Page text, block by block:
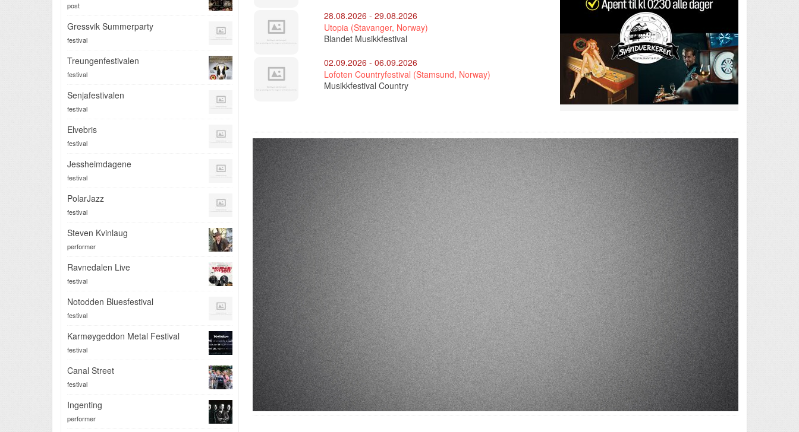
post
Gressvik Summerparty
festival
Treungenfestivalen
festival
Senjafestivalen
festival
Elvebris
festival
Jessheimdagene
festival
PolarJazz
festival
Steven Kvinlaug
performer
Ravnedalen Live
festival
Notodden Bluesfestival
festival
Karmøygeddon Metal Festival
festival
Canal Street
festival
Ingenting
performer
28.08.2026 - 29.08.2026
Utopia (Stavanger, Norway)
Blandet Musikkfestival
02.09.2026 - 06.09.2026
Lofoten Countryfestival (Stamsund, Norway)
Musikkfestival Country